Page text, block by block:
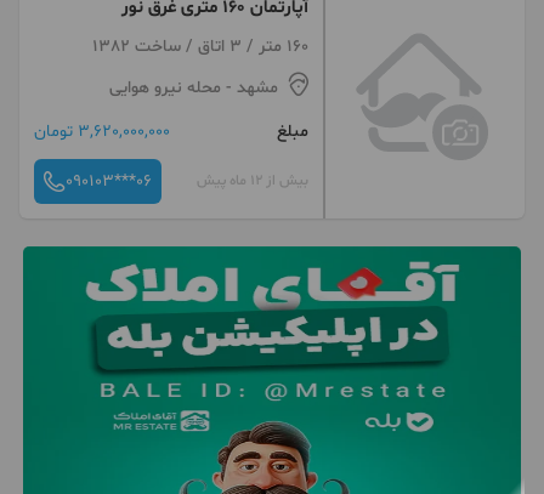
آپارتمان 160 متری غرق نور
160 متر / 3 اتاق / ساخت 1382
مشهد - محله نیرو هوایی
مبلغ
3,620,000,000 تومان
بیش از 12 ماه پیش 090103***06